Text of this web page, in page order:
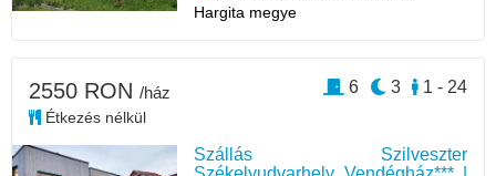
Hargita megye
Szállás Szilveszter
2550 RON /ház
Étkezés nélkül
1 - 24
3
6